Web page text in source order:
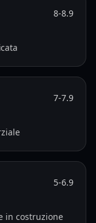
8-8.9
7-7.9
5-6.9
in costruzione